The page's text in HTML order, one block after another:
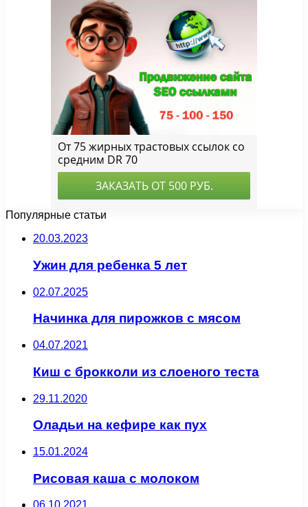
Популярные статьи
20.03.2023
Ужин для ребенка 5 лет
02.07.2025
Начинка для пирожков с мясом
04.07.2021
Киш с брокколи из слоеного теста
29.11.2020
Оладьи на кефире как пух
15.01.2024
Рисовая каша с молоком